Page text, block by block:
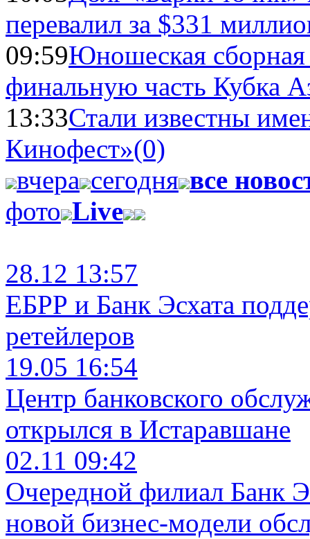
перевалил за $331
09:59Юношеская
финальную часть Кубка
13:33Стали известны
Кинофест»(0)
вчера сегодня все
фото Live
28.12 13:57
ЕБРР и Банк Эсхата
ретейлеров
19.05 16:54
Центр банковского
открылся в Истаравшане
02.11 09:42
Очередной филиал Банк
новой бизнес-модели